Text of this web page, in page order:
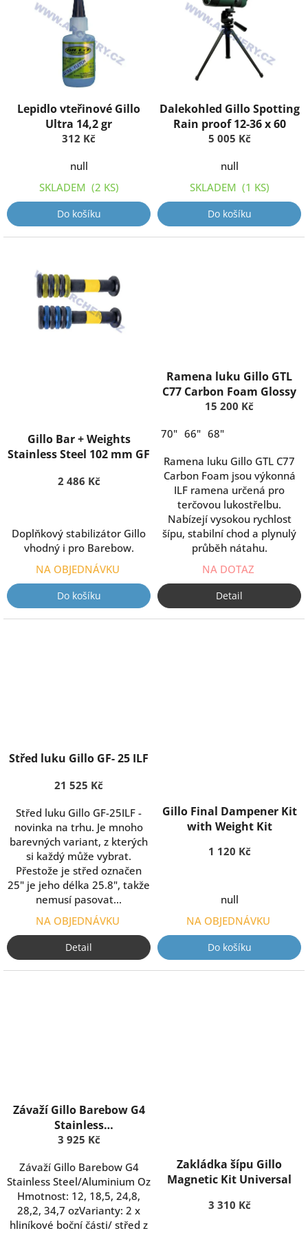
Lepidlo vteřinové Gillo
Ultra 14,2 gr
312 Kč
null
SKLADEM (2 KS)
Do košíku
Dalekohled Gillo Spotting
Rain proof 12-36 x 60
5 005 Kč
null
SKLADEM (1 KS)
Do košíku
Gillo Bar + Weights
Stainless Steel 102 mm GF
2 486 Kč
Doplňkový stabilizátor Gillo
vhodný i pro Barebow.
NA OBJEDNÁVKU
Do košíku
Ramena luku Gillo GTL
C77 Carbon Foam Glossy
15 200 Kč
70" 66" 68"
Ramena luku Gillo GTL C77
Carbon Foam jsou výkonná
ILF ramena určená pro
terčovou lukostřelbu.
Nabízejí vysokou rychlost
šípu, stabilní chod a plynulý
průběh nátahu.
NA DOTAZ
Detail
Střed luku Gillo GF- 25 ILF
21 525 Kč
Střed luku Gillo GF-25ILF -
novinka na trhu. Je mnoho
barevných variant, z kterých
si každý může vybrat.
Přestože je střed označen
25" je jeho délka 25.8", takže
nemusí pasovat...
NA OBJEDNÁVKU
Detail
Gillo Final Dampener Kit
with Weight Kit
1 120 Kč
null
NA OBJEDNÁVKU
Do košíku
Závaží Gillo Barebow G4
Stainless
Steel/Aluminium
3 925 Kč
Závaží Gillo Barebow G4
Stainless Steel/Aluminium Oz
Hmotnost: 12, 18,5, 24,8,
28,2, 34,7 ozVarianty: 2 x
hliníkové boční části/ střed z
Zakládka šípu Gillo
Magnetic Kit Universal
3 310 Kč